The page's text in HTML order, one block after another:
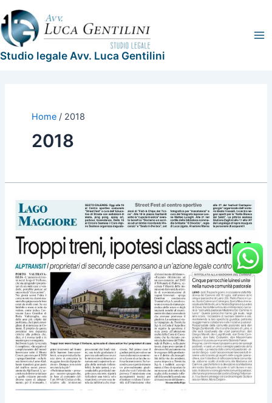
al
contenuto
Studio legale Avv. Luca Gentilini
Home 2018
2018
Intervista
pubblicata
dal
giornale
Prealpina”
del
07.07.2018